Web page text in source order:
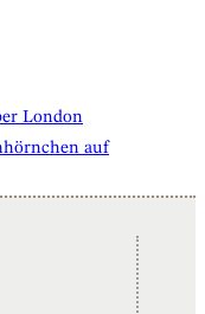
London
auf